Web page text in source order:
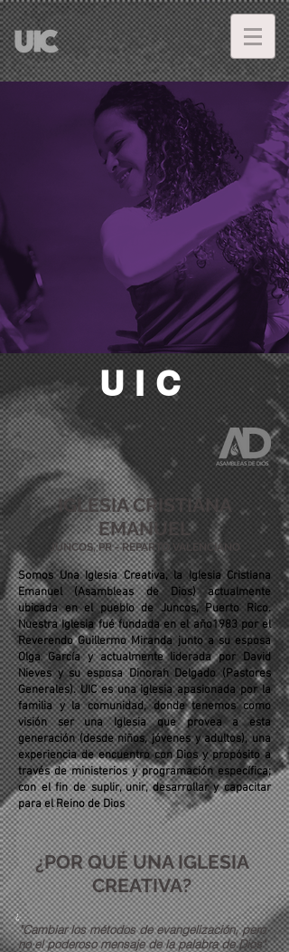
SOMOS
UIC
¿POR QUÉ UNA IGLESIA
CREATIVA?
¿
"Cambiar los métodos de evangelización, pero
no el poderoso mensaje de la palabra de Dios"
IGLESIA CRISTIANA
EMANUEL
JUNCOS, PR - REPARTO VALENCIANO
Somos Una Iglesia Creativa, la Iglesia Cristiana
Emanuel (Asambleas de Dios) actualmente
ubicada en el pueblo de Juncos, Puerto Rico.
Nuestra Iglesia fué fundada en el año1983 por el
Reverendo Guillermo Miranda junto a su esposa
Olga García y actualmente liderada por David
Nieves y su esposa Dinorah Delgado (Pastores
Generales). UIC es una iglesia apasionada por la
familia y la comunidad, donde tenemos como
visión ser una Iglesia que provea a esta
generación (desde niños, jóvenes y adultos), una
experiencia de encuentro con Dios y propósito a
través de ministerios y programación específica;
con el fin de suplir, unir, desarrollar y capacitar
para el Reino de Dios